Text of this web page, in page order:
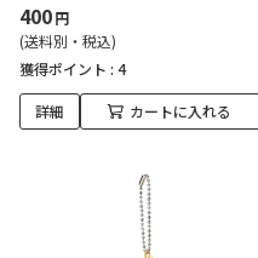
400円
(送料別・税込)
獲得ポイント : 4
詳細 カートに入れる